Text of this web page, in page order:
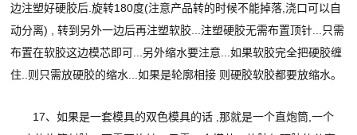
边注塑好硬胶后.旋转180度(注意产品转的时候不能掉落,浇口可以自
动分离) , 转到另外一边后再注塑软胶...注塑硬胶无需布置顶针...只需
布置在软胶这边模芯即可...另外缩水要注意...如果软胶完全把硬胶缠
住..则只需放硬胶的缩水...如果是轮廓相接 则硬胶软胶都要放缩水。
17、如果是一套模具的双色模具的话 ,那就是一个直炮筒,一个